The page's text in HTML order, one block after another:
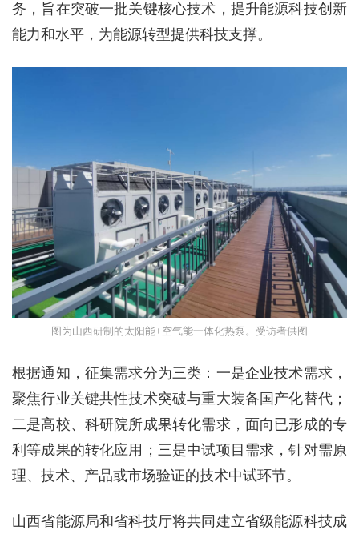
务，旨在突破一批关键核心技术，提升能源科技创新
能力和水平，为能源转型提供科技支撑。
图为山西研制的太阳能+空气能一体化热泵。受访者供图
根据通知，征集需求分为三类：一是企业技术需求，
聚焦行业关键共性技术突破与重大装备国产化替代；
二是高校、科研院所成果转化需求，面向已形成的专
利等成果的转化应用；三是中试项目需求，针对需原
理、技术、产品或市场验证的技术中试环节。
山西省能源局和省科技厅将共同建立省级能源科技成